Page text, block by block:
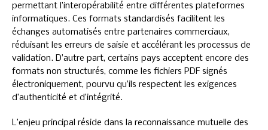
permettant l’interopérabilité entre différentes plateformes
informatiques. Ces formats standardisés facilitent les
échanges automatisés entre partenaires commerciaux,
réduisant les erreurs de saisie et accélérant les processus de
validation. D’autre part, certains pays acceptent encore des
formats non structurés, comme les fichiers PDF signés
électroniquement, pourvu qu’ils respectent les exigences
d’authenticité et d’intégrité.
L’enjeu principal réside dans la reconnaissance mutuelle des